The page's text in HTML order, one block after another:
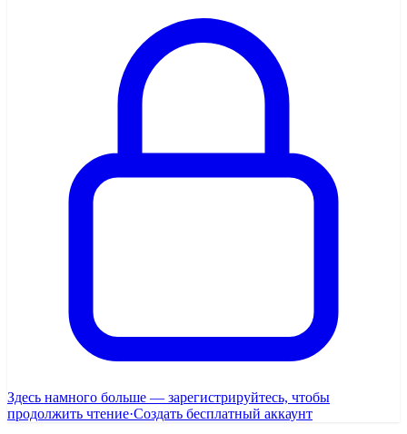
Здесь намного больше — зарегистрируйтесь, чтобы
продолжить чтение·Создать бесплатный аккаунт